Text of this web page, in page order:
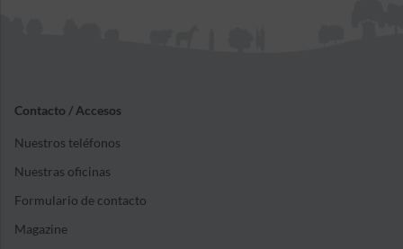
Contacto / Accesos
Nuestros teléfonos
Nuestras oficinas
Formulario de contacto
Magazine